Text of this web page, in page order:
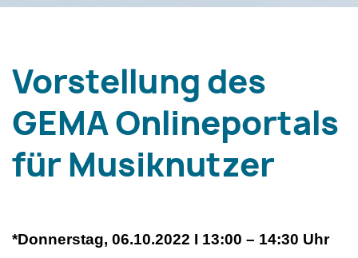
Vorstellung des
GEMA Onlineportals
für Musiknutzer
*Donnerstag, 06.10.2022 I 13:00 – 14:30 Uhr